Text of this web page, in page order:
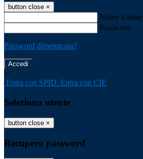
button close ×
Nome Utente
Password
Password dimenticata?
-
Entra con SPID Entra con CIE
Seleziona utente
button close ×
Recupero password